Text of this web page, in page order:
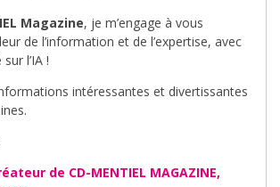
Magazine, je m’engage à vous
de l’information et de l’expertise, avec
l’IA !
intéressantes et divertissantes
de CD-MENTIEL MAGAZINE,